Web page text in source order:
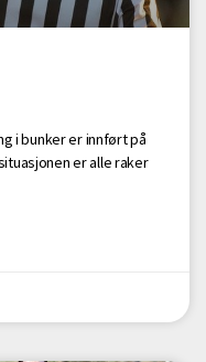
i bunker er innført på
er alle raker